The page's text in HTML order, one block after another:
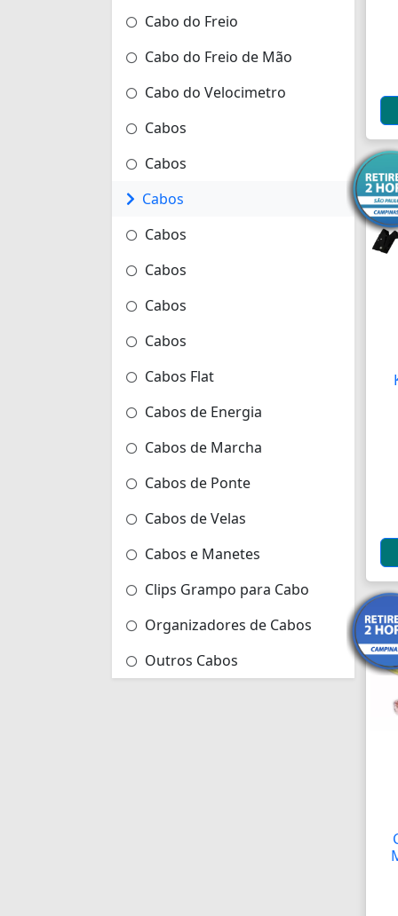
Cabo do Freio
Cabo do Freio de Mão
Cabo do Velocimetro
Cabos
Cabos
Cabos
Cabos
Cabos
Cabos
Cabos
Cabos Flat
Cabos de Energia
Cabos de Marcha
Cabos de Ponte
Cabos de Velas
Cabos e Manetes
Clips Grampo para Cabo
Organizadores de Cabos
Outros Cabos